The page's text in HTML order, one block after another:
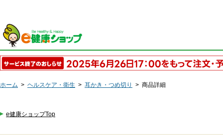
ホーム > ヘルスケア・衛生 > 耳かき・つめ切り > 商品詳細
e健康ショップTop